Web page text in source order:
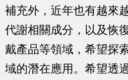
補充外，近年也有越來
代謝相關成分，以及恢
戴產品等領域，希望探
域的潛在應用。希望透